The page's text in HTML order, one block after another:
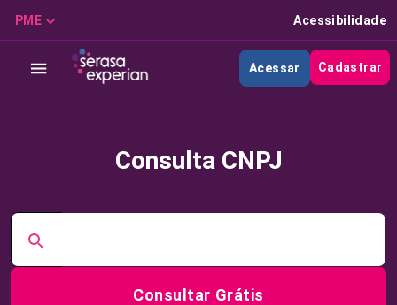
PME Acessibilidade
Acessar Cadastrar
Consulta CNPJ
Consultar Grátis